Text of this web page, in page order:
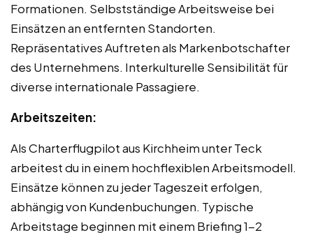
Formationen. Selbstständige Arbeitsweise bei
Einsätzen an entfernten Standorten.
Repräsentatives Auftreten als Markenbotschafter
des Unternehmens. Interkulturelle Sensibilität für
diverse internationale Passagiere.
Arbeitszeiten:
Als Charterflugpilot aus Kirchheim unter Teck
arbeitest du in einem hochflexiblen Arbeitsmodell.
Einsätze können zu jeder Tageszeit erfolgen,
abhängig von Kundenbuchungen. Typische
Arbeitstage beginnen mit einem Briefing 1-2